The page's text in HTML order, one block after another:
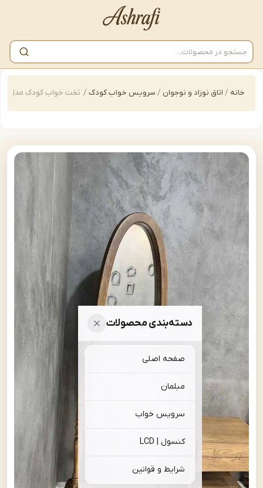
دسته‌بندی محصولات
صفحه اصلی
مبلمان
سرویس خواب
کنسول | LCD
شرایط و قوانین
اتاق نوزاد و نوجوان / سرویس خواب کودک / تخت خواب کودک مدل | bedkid-H468